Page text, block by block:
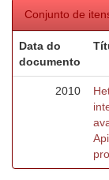
Conjunto de
Data do
documento
2010